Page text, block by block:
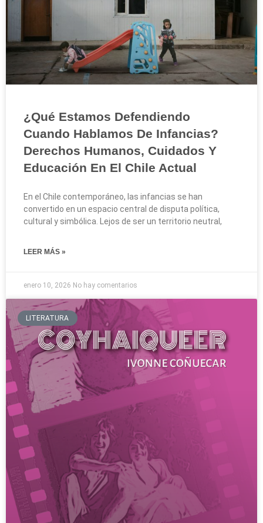
¿Qué Estamos Defendiendo
Cuando Hablamos De Infancias?
Derechos Humanos, Cuidados Y
Educación En El Chile Actual
En el Chile contemporáneo, las infancias se han
convertido en un espacio central de disputa política,
cultural y simbólica. Lejos de ser un territorio neutral,
LEER MÁS »
enero 10, 2026 No hay comentarios
LITERATURA